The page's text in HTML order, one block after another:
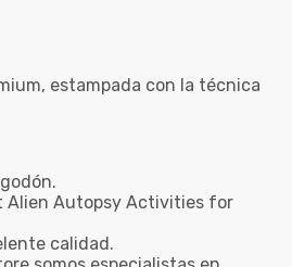
estampada con la técnica
Alien Autopsy Activities for
calidad.